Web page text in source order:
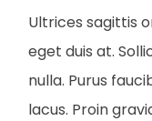
Ultrices sagittis
eget duis at.
nulla. Purus
lacus. Proin